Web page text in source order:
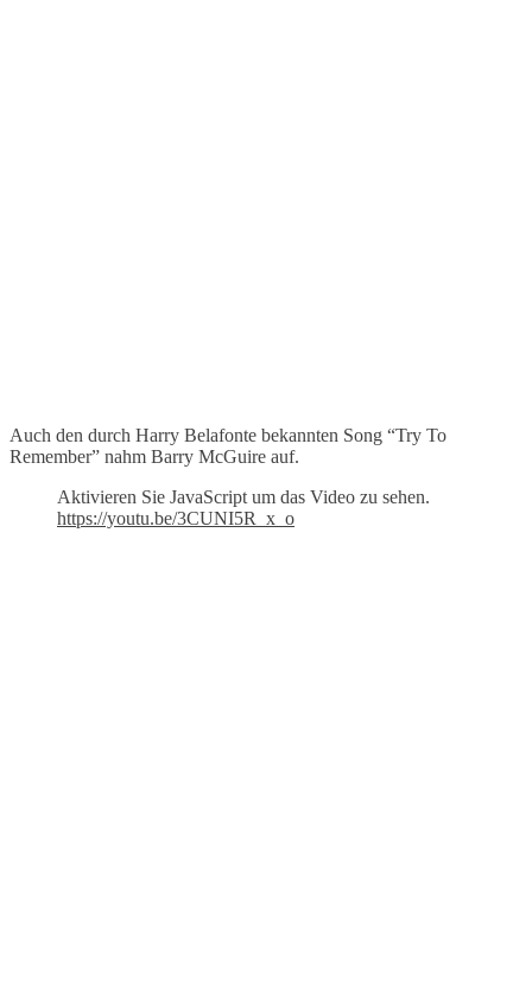
Auch den durch Harry Belafonte bekannten Song “Try To
Remember” nahm Barry McGuire auf.
Aktivieren Sie JavaScript um das Video zu sehen.
https://youtu.be/3CUNI5R_x_o